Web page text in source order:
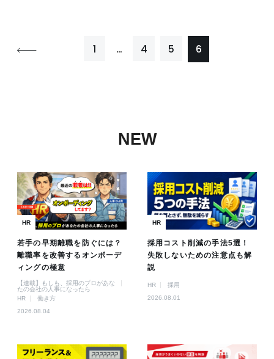
1 … 4 5 6
NEW
HR
若手の早期離職を防ぐには？
離職率を改善するオンボーデ
ィングの極意
【連載】もしも、採用のプロがあな
たの会社の人事になったら
HR
働き方
2026.08.04
HR
採用コスト削減の手法5選！
失敗しないための注意点も解
説
HR
採用
2026.08.01